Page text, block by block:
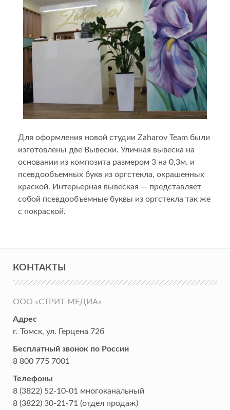
Для оформления новой студии Zaharov Team были
изготовлены две Вывески. Уличная вывеска на
основании из композита размером 3 на 0,3м. и
псевдообъемных букв из оргстекла, окрашенных
краской. Интерьерная вывеская — представляет
собой псевдообъемные буквы из оргстекла так же
с покраской.
КОНТАКТЫ
ООО «СТРИТ-МЕДИА»
Адрес
г. Томск, ул. Герцена 72б
Бесплатный звонок по России
8 800 775 7001
Телефоны
8 (3822) 52-10-01 многоканальный
8 (3822) 30-21-71 (отдел продаж)